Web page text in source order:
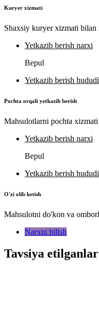
Kuryer xizmati
Shaxsiy kuryer xizmati
Yetkazib berish narxi
Bepul
Yetkazib berish hududi
Pochta orqali yetkazib berish
Mahsulotlarni pochta
Yetkazib berish narxi
Bepul
Yetkazib berish hududi
O'zi olib ketish
Mahsulotni do'kon va
Narxni bilish
Tavsiya etilganlar